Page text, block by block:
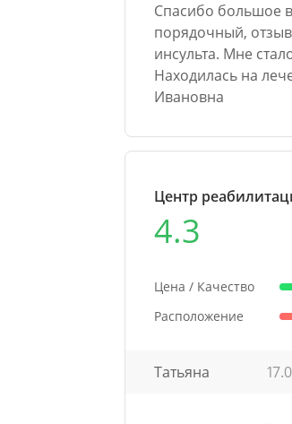
Спасибо большое
порядочный,
инсульта. Мне
Находилась на
Ивановна
Центр
4.3
Цена / Качество
Расположение
Татьяна